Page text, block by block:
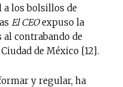
los bolsillos de
El CEOexpuso la
al contrabando de
de México [12].
y regular, ha